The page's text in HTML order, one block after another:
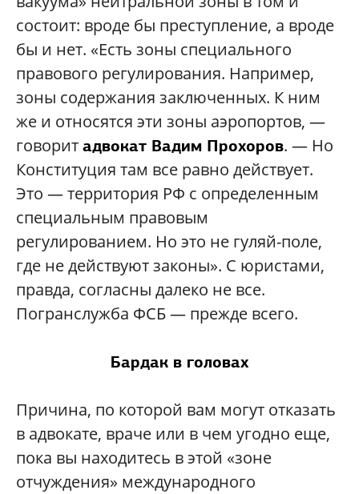
состоит: вроде бы преступление, а вроде
бы и нет. «Есть зоны специального
правового регулирования. Например,
зоны содержания заключенных. К ним
же и относятся эти зоны аэропортов, —
говоритадвокат Вадим Прохоров. — Но
Конституция там все равно действует.
Это — территория РФ с определенным
специальным правовым
регулированием. Но это не гуляй-поле,
где не действуют законы». С юристами,
правда, согласны далеко не все.
Погранслужба ФСБ — прежде всего.
Бардак в головах
Причина, по которой вам могут отказать
в адвокате, враче или в чем угодно еще,
пока вы находитесь в этой «зоне
отчуждения» международного